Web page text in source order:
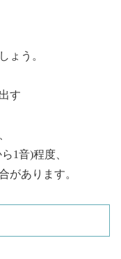
ょう。
す
1音)程度、
があります。